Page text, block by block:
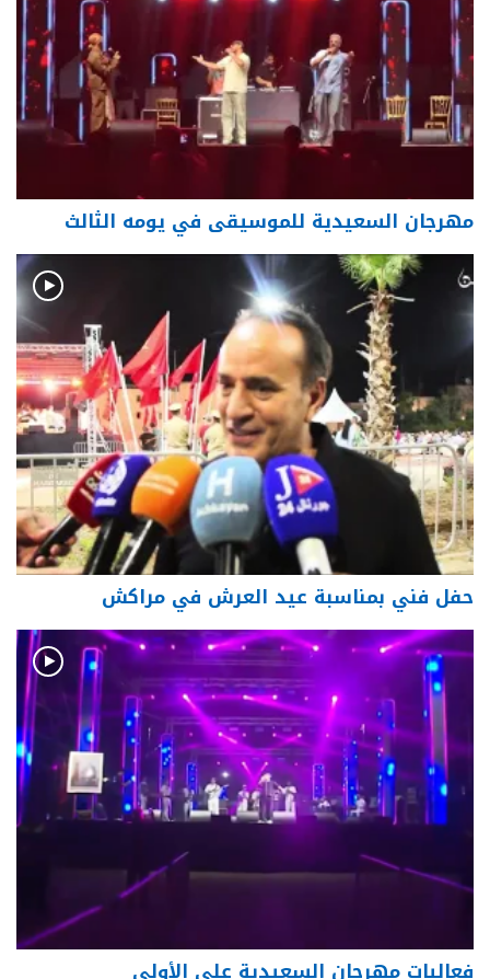
مهرجان السعيدية للموسيقى في يومه الثالث
حفل فني بمناسبة عيد العرش في مراكش
فعاليات مهرجان السعيدية على الأولى